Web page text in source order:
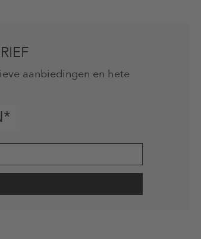
aanbiedingen en hete